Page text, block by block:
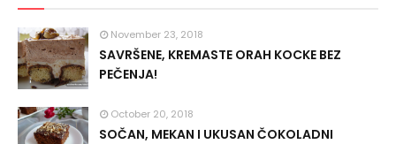
November 23, 2018
SAVRŠENE, KREMASTE ORAH KOCKE BEZ
PEČENJA!
October 20, 2018
SOČAN, MEKAN I UKUSAN ČOKOLADNI